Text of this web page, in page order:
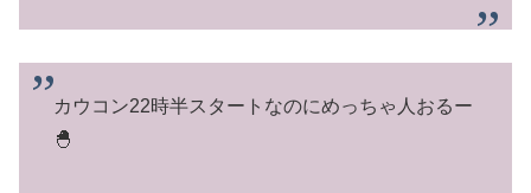
カウコン22時半スタートなのにめっちゃ人おるー
🐣